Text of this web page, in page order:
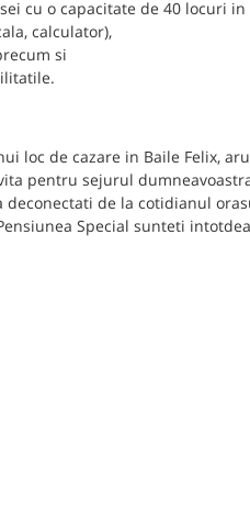
cu o capacitate de 40 locuri
calculator),
si
loc de cazare in Baile Felix,
pentru sejurul
de la cotidianul
Special sunteti